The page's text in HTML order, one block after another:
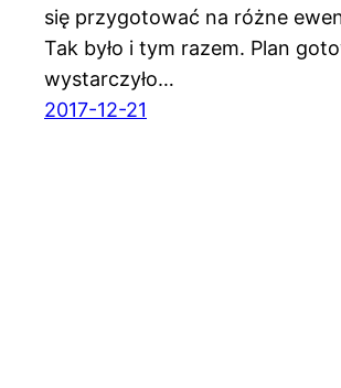
się przygotować na różne
Tak było i tym razem. Plan
wystarczyło…
2017-12-21